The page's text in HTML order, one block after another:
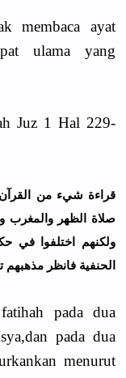
membaca ayat
ulama yang
Juz 1 Hal 229-
ﻗﺮﺍﺀﺓ ﺷﻲﺀ ﻣﻦ ﺍﻟﻘﺮﺁﻥ
ﺻﻼﺓ ﺍﻟﻈﻬﺮ ﻭﺍﻟﻤﻐﺮﺏ
ﻭﻟﻜﻨﻬﻢ ﺍﺧﺘﻠﻔﻮﺍ ﻓﻲ
ﺍﻟﺤﻨﻔﻴﺔ ﻓﺎﻧﻈﺮ
pada dua
pada dua
menurut